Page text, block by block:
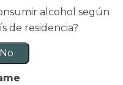
alcohol según
de residencia?
No